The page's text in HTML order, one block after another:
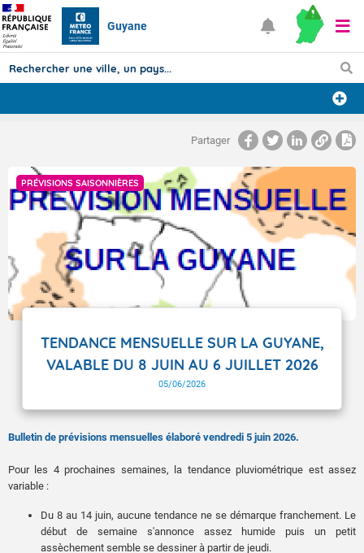
Guyane
Prévisions
TOUS LES RÉSULTATS
Articles
Partager
PRÉVISIONS SAISONNIÈRES
TENDANCE MENSUELLE SUR LA GUYANE,
VALABLE DU 8 JUIN AU 6 JUILLET 2026
05/06/2026
Bulletin de prévisions mensuelles élaboré vendredi 5 juin 2026.
Pour les 4 prochaines semaines, la tendance pluviométrique est assez
variable :
Du 8 au 14 juin, aucune tendance ne se démarque franchement. Le
début de semaine s'annonce assez humide puis un petit
assèchement semble se dessiner à partir de jeudi.